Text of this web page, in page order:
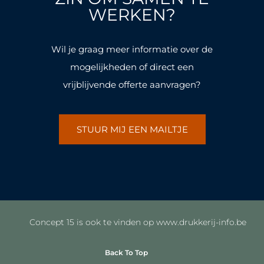
a
m
k
WERKEN?
Wil je graag meer informatie over de
mogelijkheden of direct een
vrijblijvende offerte aanvragen?
STUUR MIJ EEN MAILTJE
Concept 15 is ook te vinden op www.drukkerij-info.be
Back To Top